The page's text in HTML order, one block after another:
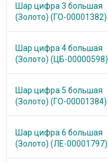
Шар цифра 3 большая
(Золото) (ГО-00001382)
Шар цифра 4 большая
(Золото) (ЦБ-00000598)
Шар цифра 5 большая
(Золото) (ГО-00001384)
Шар цифра 6 большая
(Золото) (ЛЕ-00001797)